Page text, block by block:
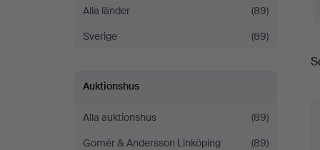
Alla länder
(89)
Sverige
(89)
Auktionshus
Alla auktionshus
(89)
Gomér & Andersson Linköping
(89)